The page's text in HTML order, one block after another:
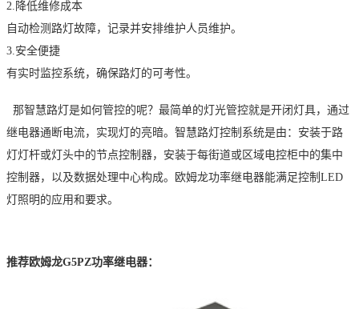
2. 降低维修成本
自动检测路灯故障，记录并安排维护人员维护。
3.安全便捷
有实时监控系统，确保路灯的可考性。
那智慧路灯是如何管控的呢？最简单的灯光管控就是开闭灯具，通过
继电器通断电流，实现灯的亮暗。智慧路灯控制系统是由：安装于路
灯灯杆或灯头中的节点控制器，安装于每街道或区域电控柜中的集中
控制器，以及数据处理中心构成。
欧姆龙功率继电器能满足控制 LED
灯照明的应用和要求。
推荐欧姆龙G5PZ功率继电器：